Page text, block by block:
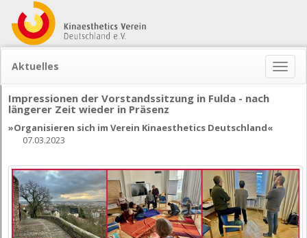
Aktuelles
ein-/
Impressionen der Vorstandssitzung in Fulda - nach
längerer Zeit wieder in Präsenz
»Organisieren sich im Verein Kinaesthetics Deutschland«
07.03.2023